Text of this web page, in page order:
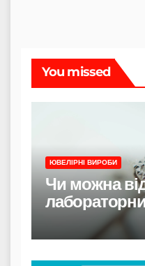
You missed
ЮВЕЛІРНІ ВИРОБИ
Чи можна
природного